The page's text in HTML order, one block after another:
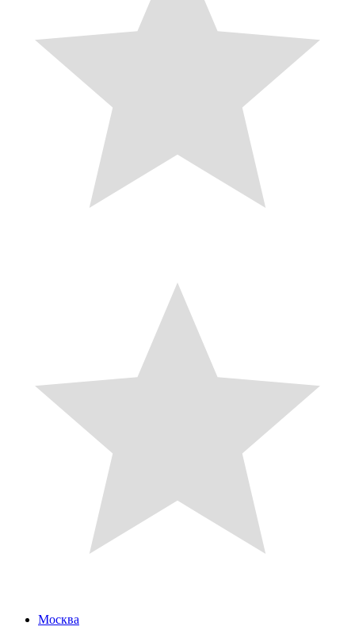
Москва